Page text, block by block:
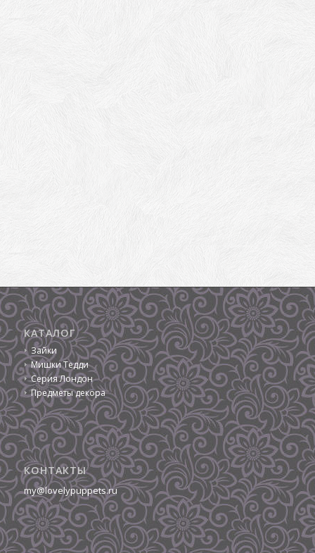
КАТАЛОГ
Зайки
Мишки Тедди
Серия Лондон
Предметы декора
КОНТАКТЫ
my@lovelypuppets.ru